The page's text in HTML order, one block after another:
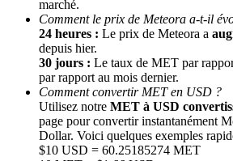
Parrainage
Invitez un ami pour recevoir des
Deposit CASHCAT & Win
marché.
Comment le prix de Meteora a-t-il
24 heures : Le prix de Meteora a
depuis hier.
30 jours : Le taux de MET par
par rapport au mois dernier.
Comment convertir MET en USD ?
Utilisez notre MET à USD
page pour convertir instantanément
Dollar. Voici quelques exemples
$10 USD = 60.25185274 MET